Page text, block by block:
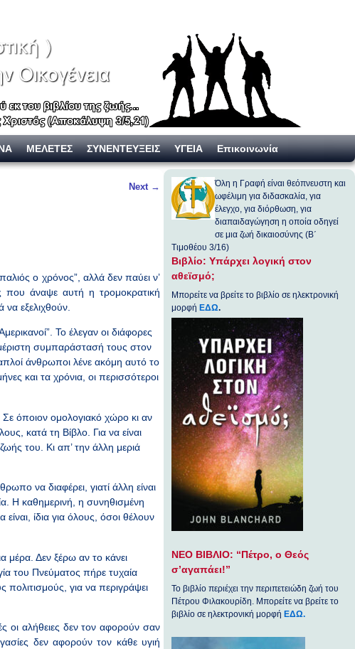
ΜΕΛΕΤΕΣ ΣΥΝΕΝΤΕΥΞΕΙΣ ΥΓΕΙΑ Επικοινωνία
Next →
ο χρόνος”, αλλά δεν παύει ν’
που άναψε αυτή η τρομοκρατική
εξελιχθούν.
Το έλεγαν οι διάφορες
συμπαράστασή τους στον
άνθρωποι λένε ακόμη αυτό το
και τα χρόνια, οι περισσότεροι
Σε όποιον ομολογιακό χώρο κι αν
κατά τη Βίβλο. Για να είναι
του. Κι απ’ την άλλη μεριά
να διαφέρει, γιατί άλλη είναι
Η καθημερινή, η συνηθισμένη
ίδια για όλους, όσοι θέλουν
μέρα. Δεν ξέρω αν το κάνει
του Πνεύματος πήρε τυχαία
πολιτισμούς, για να περιγράψει
οι αλήθειες δεν τον αφορούν σαν
δεν αφορούν τον κάθε υγιή
Όλη η Γραφή είναι θεόπνευστη και
ωφέλιμη για διδασκαλία, για
έλεγχο, για διόρθωση, για
διαπαιδαγώγηση η οποία οδηγεί
σε μια ζωή δικαιοσύνης (Β΄
Τιμοθέου 3/16)
Βιβλίο: Υπάρχει λογική στον
αθεϊσμό;
Μπορείτε να βρείτε το βιβλίο σε ηλεκτρονική
μορφή ΕΔΩ.
ΝΕΟ ΒΙΒΛΙΟ: “Πέτρο, ο Θεός
σ’αγαπάει!”
Το βιβλίο περιέχει την περιπετειώδη ζωή του
Πέτρου Φιλακουρίδη. Μπορείτε να βρείτε το
βιβλίο σε ηλεκτρονική μορφήΕΔΩ.